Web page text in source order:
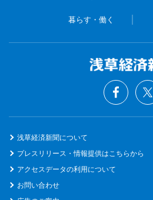
暮らす・働く
浅草経済新聞について
プレスリリース・情報提供はこちらから
アクセスデータの利用について
お問い合わせ